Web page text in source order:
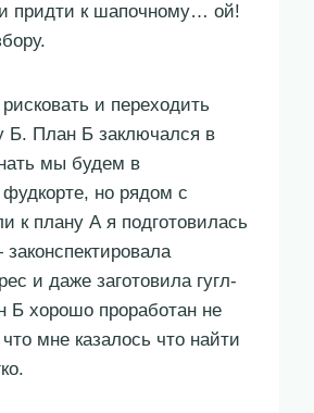
придти к шапочному… ой!
и переходить
Б. План Б заключался в
мы будем в
но рядом с
к плану А я подготовилась
и даже заготовила гугл-
Б хорошо проработан не
мне казалось что найти